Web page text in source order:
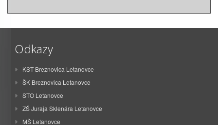
Odkazy
KST Breznovica Letanovce
ŠK Breznovica Letanovce
STO Letanovce
ZŠ Juraja Sklenára Letanovce
MŠ Letanovce